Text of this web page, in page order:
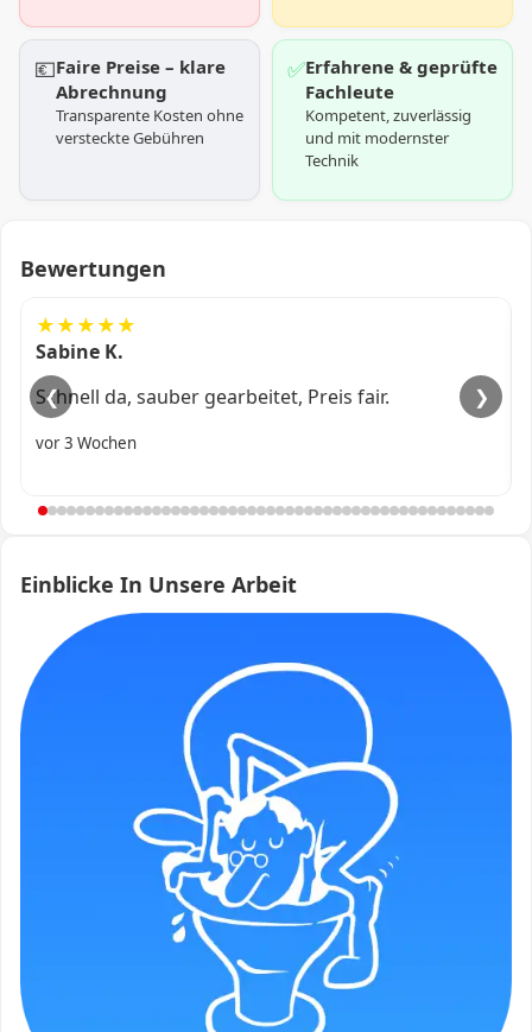
💶Faire Preise – klare
Abrechnung
Transparente Kosten ohne
versteckte Gebühren
✅Erfahrene & geprüfte
Fachleute
Kompetent, zuverlässig
und mit modernster
Technik
Bewertungen
★★★★★
Ali R.
Kam fix, alles professionell erledigt.
vor 1 Monat
❮ ❯
Einblicke In Unsere Arbeit